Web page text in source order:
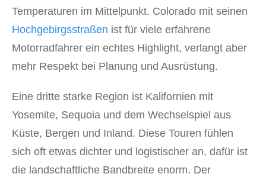
Temperaturen im Mittelpunkt. Colorado mit seinen
Hochgebirgsstraßen ist für viele erfahrene
Motorradfahrer ein echtes Highlight, verlangt aber
mehr Respekt bei Planung und Ausrüstung.
Eine dritte starke Region ist Kalifornien mit
Yosemite, Sequoia und dem Wechselspiel aus
Küste, Bergen und Inland. Diese Touren fühlen
sich oft etwas dichter und logistischer an, dafür ist
die landschaftliche Bandbreite enorm. Der